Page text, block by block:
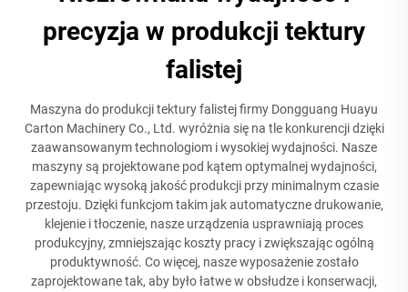
precyzja w produkcji tektury
falistej
Maszyna do produkcji tektury falistej firmy Dongguang Huayu
Carton Machinery Co., Ltd. wyróżnia się na tle konkurencji dzięki
zaawansowanym technologiom i wysokiej wydajności. Nasze
maszyny są projektowane pod kątem optymalnej wydajności,
zapewniając wysoką jakość produkcji przy minimalnym czasie
przestoju. Dzięki funkcjom takim jak automatyczne drukowanie,
klejenie i tłoczenie, nasze urządzenia usprawniają proces
produkcyjny, zmniejszając koszty pracy i zwiększając ogólną
produktywność. Co więcej, nasze wyposażenie zostało
zaprojektowane tak, aby było łatwe w obsłudze i konserwacji,